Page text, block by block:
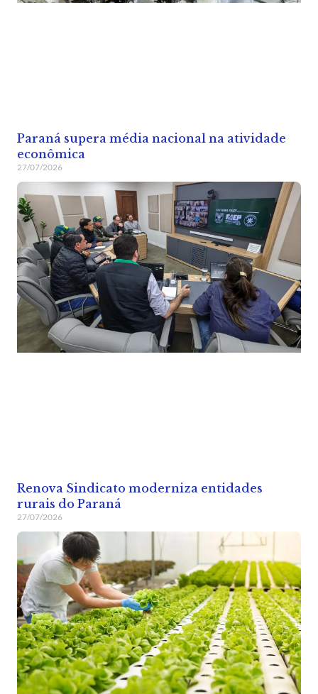
Paraná supera média nacional na atividade
econômica
27/07/2026
Renova Sindicato moderniza entidades
rurais do Paraná
27/07/2026